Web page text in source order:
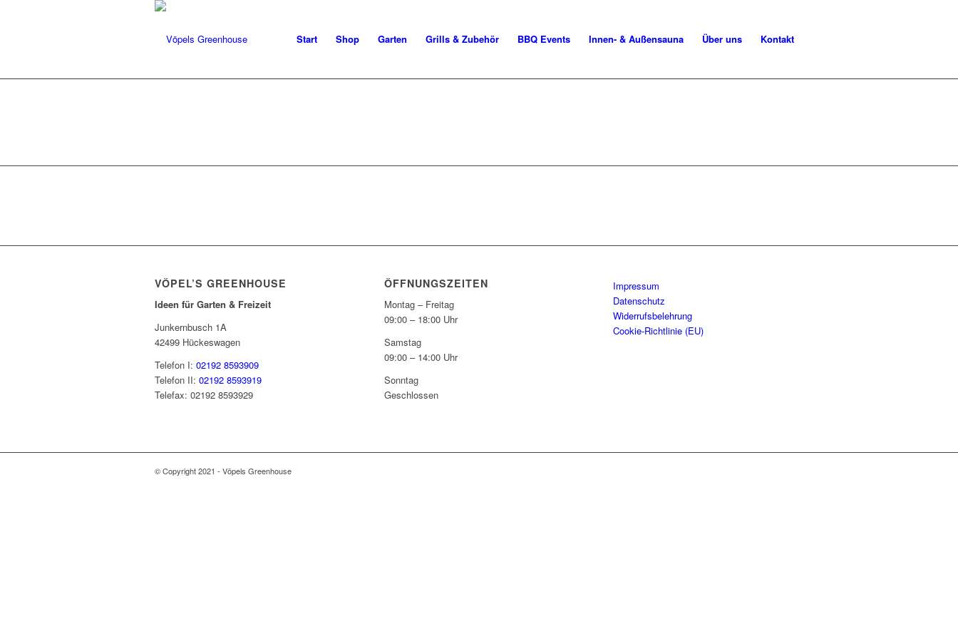
Start Shop Garten Grills & Zubehör BBQ Events Innen- & Außensauna Über uns Kontakt
VÖPEL’S GREENHOUSE
Ideen für Garten & Freizeit
Junkernbusch 1A
42499 Hückeswagen
Telefon I: 02192 8593909
Telefon II: 02192 8593919
Telefax: 02192 8593929
ÖFFNUNGSZEITEN
Montag – Freitag
09:00 – 18:00 Uhr
Samstag
09:00 – 14:00 Uhr
Sonntag
Geschlossen
Impressum
Datenschutz
Widerrufsbelehrung
Cookie-Richtlinie (EU)
© Copyright 2021 - Vöpels Greenhouse